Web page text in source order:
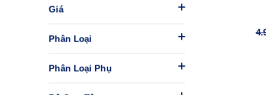
Giá
Phân Loại
Phân Loại Phụ